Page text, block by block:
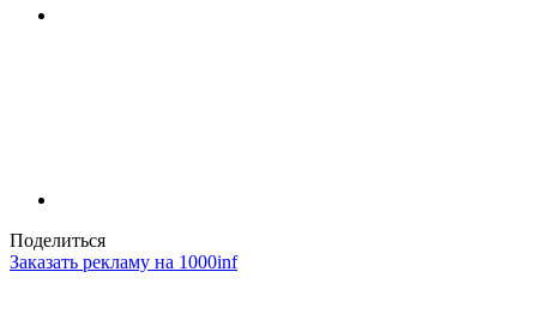
Поделиться
Заказать рекламу на 1000inf